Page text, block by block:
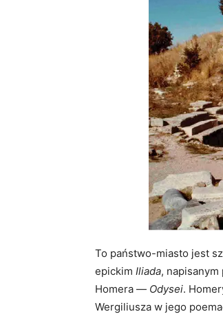
To państwo-miasto jest
epickim Iliada,
Homera — Odysei.
Wergiliusza w jego